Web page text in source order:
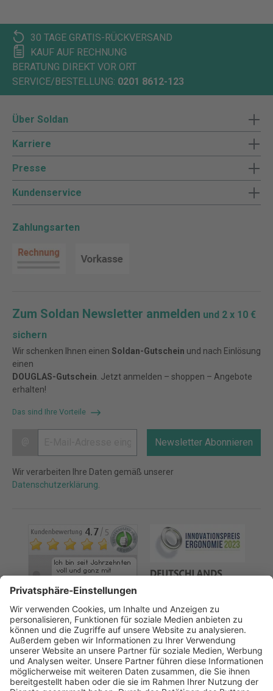
30 TAGE GRATIS-RÜCKVERSAND
KAUF AUF RECHNUNG
BERATUNG DIREKT VOR ORT
SERVICE/BESTELLUNG: 0201 8612-123
Über Soldan
Karriere
Presse
Kundenservice
Zahlungsarten
Zum Soldan Newsletter anmelden und 2 x 10 €
sichern
Wir schenken Ihnen einen Soldan-Gutschein und nach Einlösung
einen
DOUGLAS-Gutschein . Jetzt anmelden – shoppen – Angebote
erhalten!
Das sind Ihre Vorteile
Newsletter Abonnieren
Wir verarbeiten Ihre Daten gemäß unserer
Datenschutzerklärung